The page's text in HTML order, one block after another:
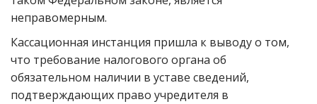
неправомерным.
Кассационная инстанция пришла к выводу о том,
что требование налогового органа об
обязательном наличии в уставе сведений,
подтверждающих право учредителя в